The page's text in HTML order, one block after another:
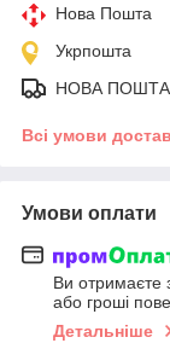
Нова Пошта
Укрпошта
НОВА ПОШТА
Всі умови
Умови оплати
Ви отримаєте
або гроші
Детальніше